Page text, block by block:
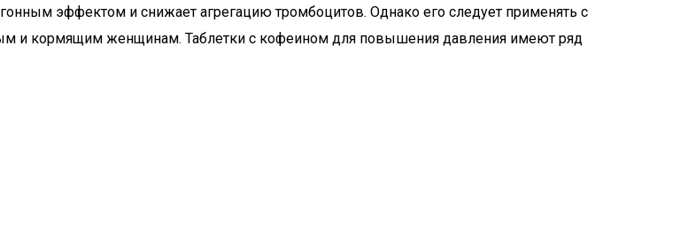
эффектом и снижает агрегацию тромбоцитов. Однако его следует применять с
и кормящим женщинам. Таблетки с кофеином для повышения давления имеют ряд